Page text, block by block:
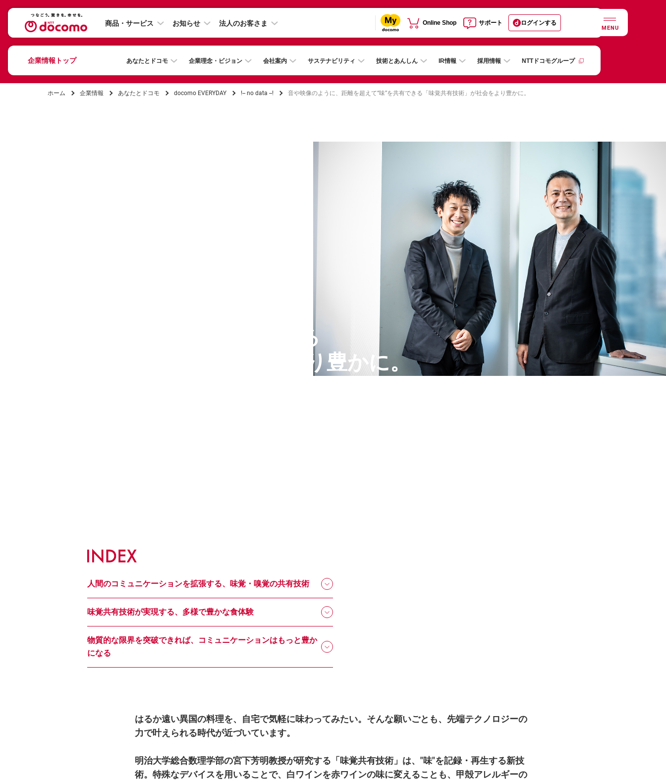
商品・サービス お知らせ 法人のお客さま Online Shop サポート ログインする
MENU
企業情報トップ あなたとドコモ 企業理念・ビジョン 会社案内 サステナビリティ 技術とあんしん IR情報 採用情報 NTTドコモグループ
ホーム 企業情報 あなたとドコモ docomo EVERYDAY !-- no data --! 音や映像のように、距離を超えて“味”を共有できる「味覚共有技術」が社会をより豊かに。
距離を超えて"味"を共有できる
「味覚共有技術」が社会をより豊かに。
人間のコミュニケーションを拡張する、味覚・嗅覚の共有技術
味覚共有技術が実現する、多様で豊かな食体験
物質的な限界を突破できれば、コミュニケーションはもっと豊か
になる
はるか遠い異国の料理を、自宅で気軽に味わってみたい。そんな願いごとも、先端テクノロジーの
力で叶えられる時代が近づいています。
明治大学総合数理学部の宮下芳明教授が研究する「味覚共有技術」は、"味"を記録・再生する新技
術。特殊なデバイスを用いることで、白ワインを赤ワインの味に変えることも、甲殻アレルギーの